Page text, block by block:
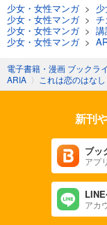
少女・女性マンガ>
少女・女性マンガ> チ
少女・女性マンガ> 講
少女・女性マンガ>
電子書籍・漫画 ブックラ
ARIA 〉 これは恋のはなし
新刊
ブッ
アプ
アカ